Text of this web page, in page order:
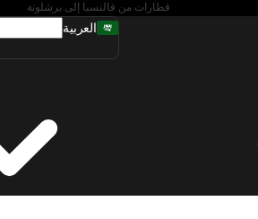
قطارات من فالنسيا إلى برشلونة
قطارات من إشبيلية إلى برشلونة
قطارات من سالزبورغ إلى فيينا
العربية